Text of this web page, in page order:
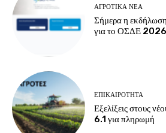
ΑΓΡΟΤΙΚΆ ΝΈΑ
Σήμερα η
για το ΟΣΔΕ
ΕΠΙΚΑΙΡΌΤΗΤΑ
Εξελίξεις στους
6.1 για πληρωμή